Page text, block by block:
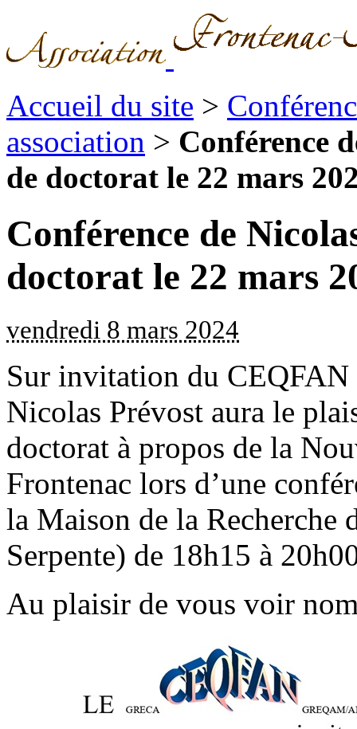
Accueil du site >
association > Conférence
de doctorat le 22 mars
Conférence de
doctorat le 22 mars
vendredi 8 mars 2024
Sur invitation du CEQFAN
Nicolas Prévost aura le
doctorat à propos de la
Frontenac lors d’une
la Maison de la Recherche
Serpente) de 18h15 à
Au plaisir de vous voir